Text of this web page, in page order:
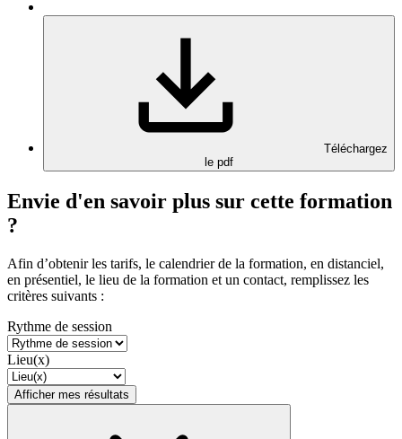
Téléchargez
le pdf
Envie d'en savoir plus sur cette formation
?
Afin d’obtenir les tarifs, le calendrier de la formation, en distanciel,
en présentiel, le lieu de la formation et un contact, remplissez les
critères suivants :
Rythme de session
Lieu(x)
Afficher mes résultats